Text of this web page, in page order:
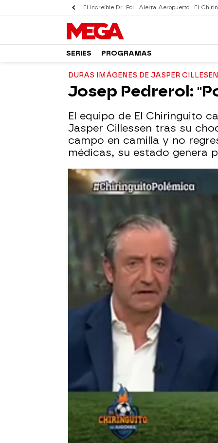
El increíble Dr. Pol Alerta Aeropuerto El
SERIES PROGRAMAS
DURAS IMÁGENES DE JASPER CILLESEN
Josep Pedrerol:
El equipo de El Chiringuito
Jasper Cillessen tras su
campo en camilla y no
médicas, su estado genera
El Chiringuito
01 de abril de 2025, 00:59
Según informó Josep
permanecerá bajo
será necesario
horas. El presidente de
del portero, a la
determine los